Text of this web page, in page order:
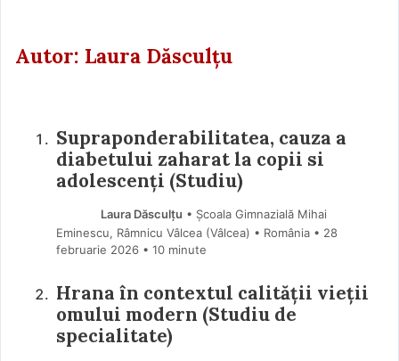
Autor: Laura Dăsculțu
Supraponderabilitatea, cauza a
diabetului zaharat la copii si
adolescenți (Studiu)
Laura Dăsculțu • Școala Gimnazială Mihai
Eminescu, Râmnicu Vâlcea (Vâlcea) • România
28
februarie 2026 • 10 minute
Hrana în contextul calității vieții
omului modern (Studiu de
specialitate)